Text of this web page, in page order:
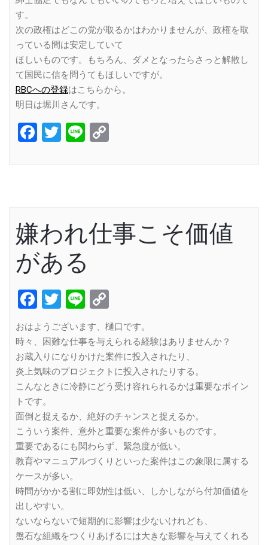
す。
次の政権はどこの党が取るかはわかりませんが、政権を取
っている間は安定していて
ほしいものです。もちろん、ダメとなったらさっと解散し
て国民に信を問うてもほしいですが。
RBCへの登録はこちらから。
明日は堀川さんです。
Facebook
Twitter
Line
嫌われ仕事こそ価値
がある
Facebook
Twitter
Line
Link
おはようございます、樋口です。
時々、困難な仕事を与えられる経験はありませんか？
お蔵入りになりかけた案件に投入されたり、
炎上気味のプロジェクトに投入されたりする。
こんなときに冷静にどう受け容れられるかは重要なポイン
トです。
面倒と捉えるか、絶好のチャンスと捉えるか。
こういう案件、意外と重要な案件が多いものです。
重要であるにも関わらず、緊急度が低い。
教育やマニュアルづくりといった案件はこの象限に属する
ケースが多い。
時間がかかる割に即効性は低い、しかしながら付加価値を
出しやすい。
ないならないで短期的に影響は少ないけれども、
盤石な組織をつくりあげるには大きな影響を与えてくれる